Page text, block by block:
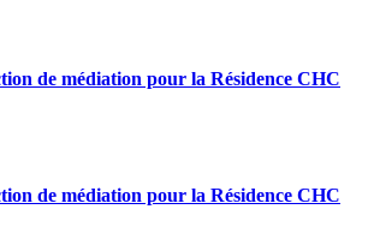
de médiation pour la Résidence CHC
de médiation pour la Résidence CHC